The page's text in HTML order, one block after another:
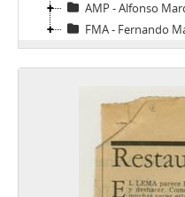
AMP - Alfonso
FMA - Fernando